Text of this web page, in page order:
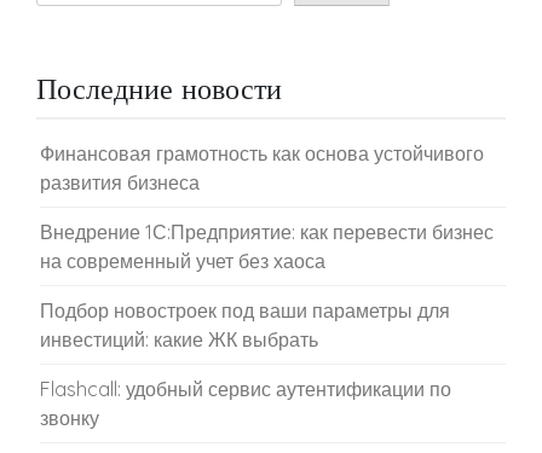
Последние новости
Финансовая грамотность как основа устойчивого
развития бизнеса
Внедрение 1С:Предприятие: как перевести бизнес
на современный учет без хаоса
Подбор новостроек под ваши параметры для
инвестиций: какие ЖК выбрать
Flashcall: удобный сервис аутентификации по
звонку